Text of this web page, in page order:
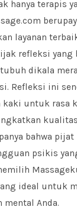
hanya terapis
layanan
refleksi yang
dikala
Refleksi ini
kaki untuk rasa
bahwa
psikis
ideal untuk
mental Anda.